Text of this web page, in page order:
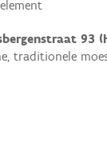
93
traditionele